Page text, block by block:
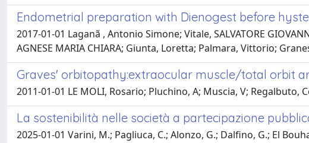
Endometrial preparation with Dienogest before
2017-01-01 Laganã , Antonio Simone; Vitale, SALVATORE
AGNESE MARIA CHIARA; Giunta, Loretta; Palmara, Vittorio;
Graves' orbitopathy:extraocular muscle/total orbit
2011-01-01 LE MOLI, Rosario; Pluchino, A; Muscia, V; Regalbuto,
La sostenibilità nelle società a partecipazione
2025-01-01 Varini, M.; Pagliuca, C.; Alonzo, G.; Dalfino, G.; El